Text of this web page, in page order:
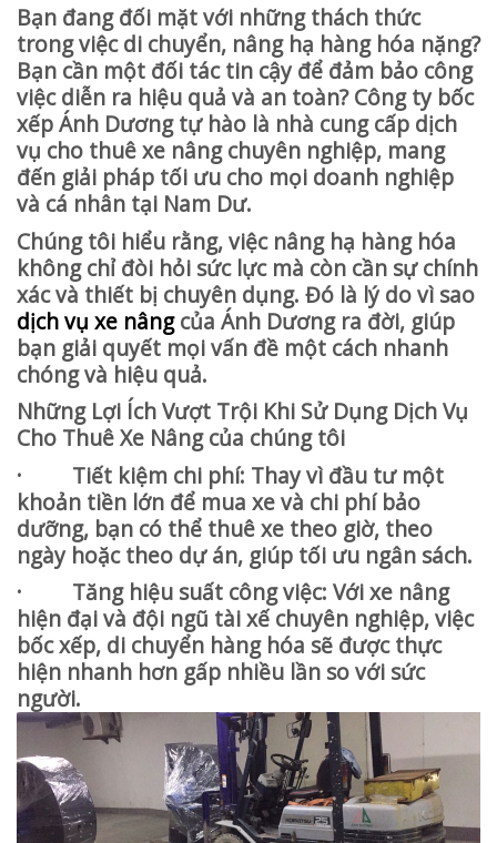
Bạn đang đối mặt với những thách thức
trong việc di chuyển, nâng hạ hàng hóa nặng?
Bạn cần một đối tác tin cậy để đảm bảo công
việc diễn ra hiệu quả và an toàn? Công ty bốc
xếp Ánh Dương tự hào là nhà cung cấp dịch
vụ cho thuê xe nâng chuyên nghiệp, mang
đến giải pháp tối ưu cho mọi doanh nghiệp
và cá nhân tại Nam Dư.
Chúng tôi hiểu rằng, việc nâng hạ hàng hóa
không chỉ đòi hỏi sức lực mà còn cần sự chính
xác và thiết bị chuyên dụng. Đó là lý do vì sao
dịch vụ xe nângcủa Ánh Dương ra đời, giúp
bạn giải quyết mọi vấn đề một cách nhanh
chóng và hiệu quả.
Những Lợi Ích Vượt Trội Khi Sử Dụng Dịch Vụ
Cho Thuê Xe Nâng của chúng tôi
· Tiết kiệm chi phí: Thay vì đầu tư một
khoản tiền lớn để mua xe và chi phí bảo
dưỡng, bạn có thể thuê xe theo giờ, theo
ngày hoặc theo dự án, giúp tối ưu ngân sách.
· Tăng hiệu suất công việc: Với xe nâng
hiện đại và đội ngũ tài xế chuyên nghiệp, việc
bốc xếp, di chuyển hàng hóa sẽ được thực
hiện nhanh hơn gấp nhiều lần so với sức
người.